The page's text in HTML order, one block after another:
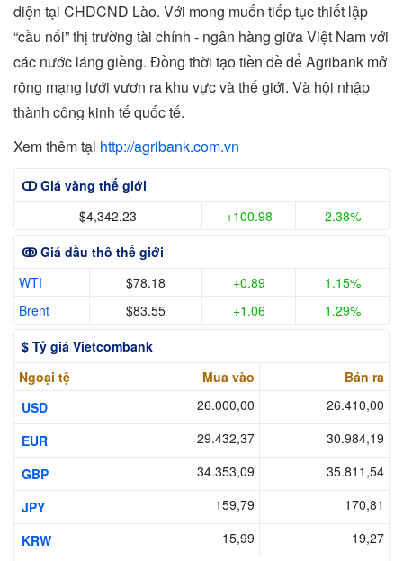
diện tại CHDCND Lào. Với mong muốn tiếp tục thiết lập
“cầu nối” thị trường tài chính - ngân hàng giữa Việt Nam với
các nước láng giềng. Đồng thời tạo tiền đề để Agribank mở
rộng mạng lưới vươn ra khu vực và thế giới. Và hội nhập
thành công kinh tế quốc tế.
Xem thêm tại http://agribank.com.vn
ↀ Giá vàng thế giới
$4,342.23
+100.98
2.38%
ↂ Giá dầu thô thế giới
WTI
$78.18 +0.89
1.15%
Brent
$83.55 +1.06
1.29%
$ Tỷ giá Vietcombank
Ngoại tệ
Mua vào
Bán ra
USD
26.000,00
26.410,00
EUR
29.432,37
30.984,19
GBP
34.353,09
35.811,54
JPY
159,79
170,81
KRW
15,99
19,27